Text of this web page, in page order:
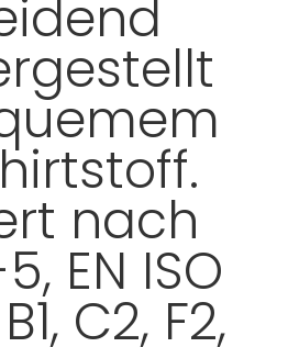
nach
EN ISO
C2, F2,